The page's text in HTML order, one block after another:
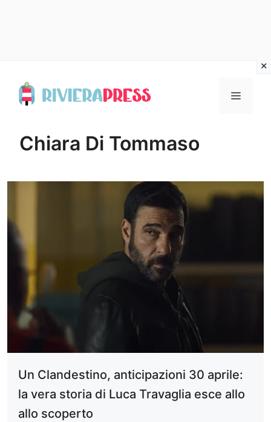
Menu
Chiara Di Tommaso
Un Clandestino, anticipazioni 30 aprile:
la vera storia di Luca Travaglia esce allo
allo scoperto